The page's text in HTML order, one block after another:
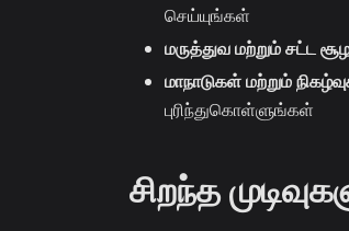
செய்யுங்கள்
மருத்துவ மற்றும் சட்ட
மாநாடுகள் மற்றும்
புரிந்துகொள்ளுங்கள்
சிறந்த